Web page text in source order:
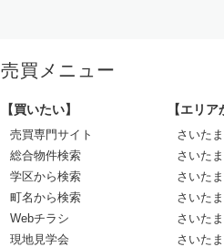
売買メニュー
【買いたい】
売買専門サイト
総合物件検索
学区から検索
町名から検索
Webチラシ
現地見学会
【エリア
さいた
さいた
さいた
さいた
さいた
さいた